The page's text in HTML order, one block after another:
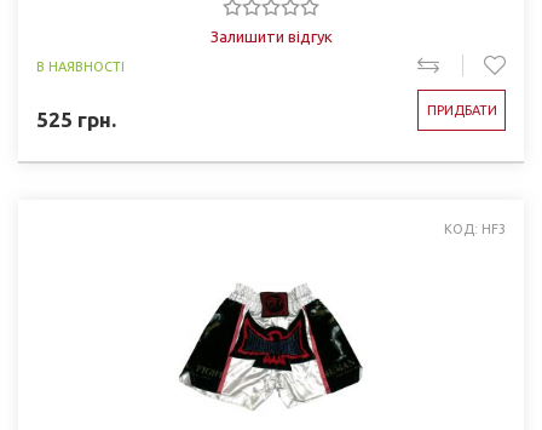
Залишити відгук
В НАЯВНОСТІ
525 грн. ПРИДБАТИ
КОД: HF3